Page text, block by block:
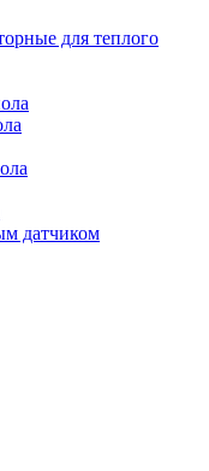
для теплого
датчиком